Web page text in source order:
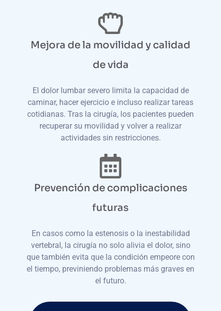
Mejora de la movilidad y calidad
de vida
El dolor lumbar severo limita la capacidad de
caminar, hacer ejercicio e incluso realizar tareas
cotidianas. Tras la cirugía, los pacientes pueden
recuperar su movilidad y volver a realizar
actividades sin restricciones.
Prevención de complicaciones
futuras
En casos como la estenosis o la inestabilidad
vertebral, la cirugía no solo alivia el dolor, sino
que también evita que la condición empeore con
el tiempo, previniendo problemas más graves en
el futuro.